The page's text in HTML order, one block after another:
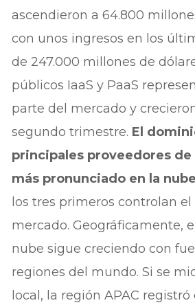
ascendieron a 64.800
con unos ingresos en los
de 247.000 millones de
públicos IaaS y PaaS
parte del mercado y crecieron
segundo trimestre. El
principales proveedores de
más pronunciado en la
los tres primeros controlan el
mercado. Geográficamente,
nube sigue creciendo con
regiones del mundo. Si se
local, la región APAC